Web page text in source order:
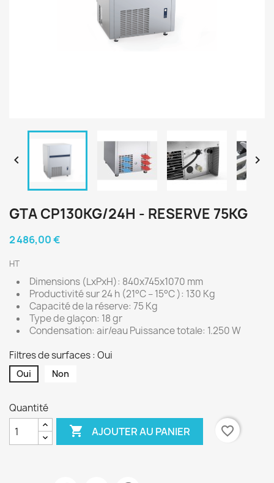
 
GTA CP130KG/24H - RESERVE 75KG
2 486,00 €
HT
Dimensions (LxPxH): 840x745x1070 mm
Productivité sur 24 h (21°C – 15°C ): 130 Kg
Capacité de la réserve: 75 Kg
Type de glaçon: 18 gr
Condensation: air/eau Puissance totale: 1.250 W
Filtres de surfaces : Oui
Oui Non
Quantité
 AJOUTER AU PANIER favorite_border